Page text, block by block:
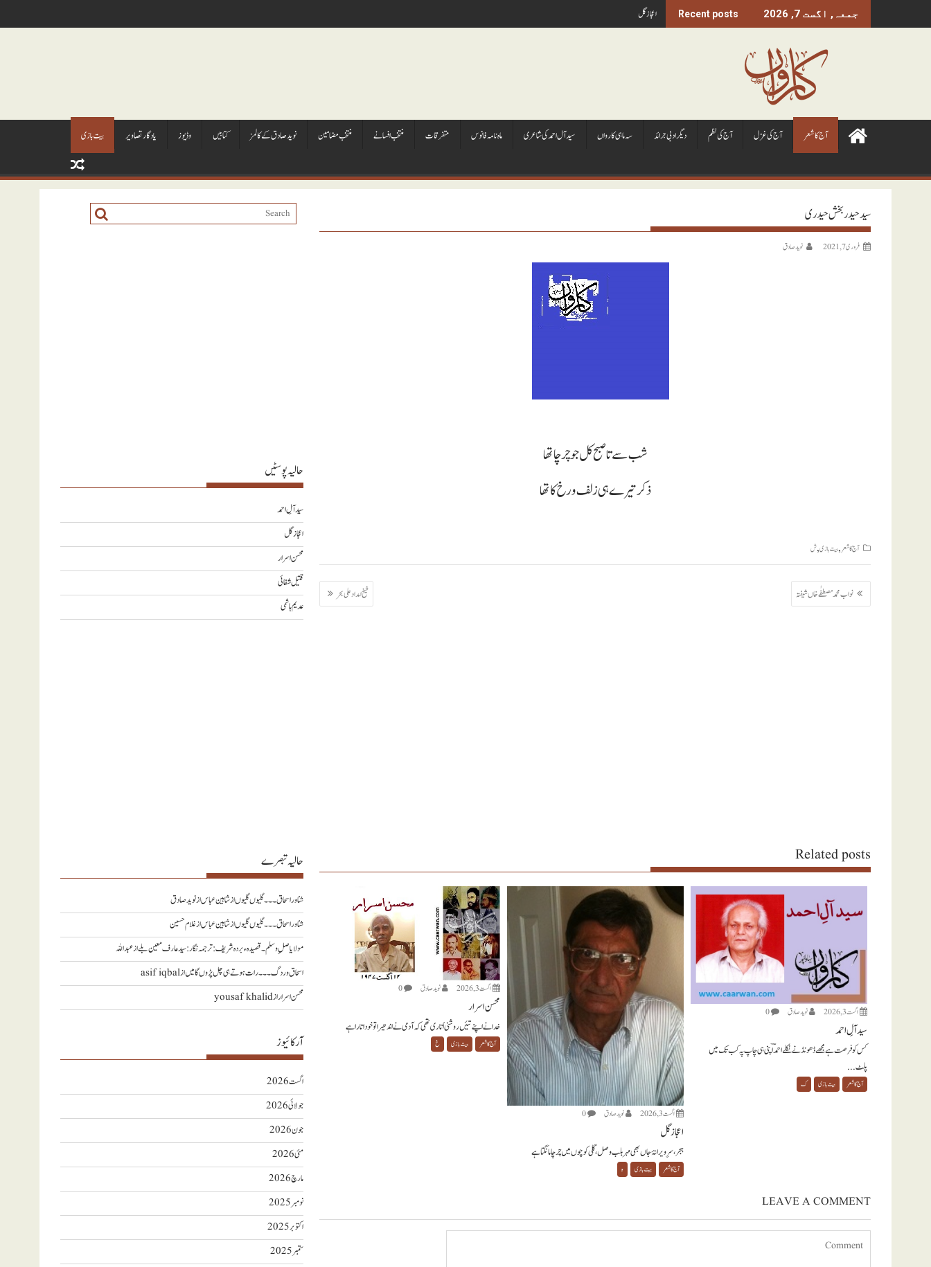
جمعہ, اگست 7, 2026 Recent posts اعجاز گل
آج کا شعر آج کی غزل آج کی نظم ديگر ادبی جرائد سہ ماہی کارواں سيد آل احمد کی شاعری ماہ نامہ فانوس متفرقات منتخب افسانے منتخب مضامين نويد صادق کے کالمز کتابيں وڈيوز يادگار تصاوير بیت بازی
سید حیدر بخش حیدری
فروری 7, 2021 نويد صادق
شب سے تا صبح کل جو چرچا تھا
ذکر تیرے ہی زلف و رخ کا تھا
آج کا شعر,بیت بازی,ش
پوسٹوں
کی
نواب محمد مصطفٰے خاں شیفتہ شیخ امداد علی بحر
Related posts
اگست 3, 2026 نويد صادق 0
سید آلِ احمد
کس کو فرصت ہے مجھے ڈھونڈنے نکلے احمدؔ اپنی ہی چاپ پہ کب تک میں
پلٹ...
آج کا شعر بیت بازی ک
اگست 3, 2026 نويد صادق 0
اعجاز گل
ہجر، سرِ ویرانۂ جاں بھی مہر بلب وصل، گلی کوچوں میں چرچا مانگتا ہے
آج کا شعر بیت بازی ہ
اگست 3, 2026 نويد صادق 0
محسن اسرار
خدا نے اپنے تئیں روشنی اُتاری تھی کہ آدمی نے اندھیرا تو خود اتارا ہے
آج کا شعر بیت بازی خ
LEAVE A COMMENT
حالیہ پوسٹیں
سید آلِ احمد
اعجاز گل
محسن اسرار
قتیل شفائی
عدیم ہاشمی
حالیہ تبصرے
شناور اسحاق ۔۔۔ گلیوں گلیوں از شاہین عباسازنويد صادق
شناور اسحاق ۔۔۔ گلیوں گلیوں از شاہین عباسازغلام حسین
مولا یا صلِ وسلم ۔قصیدہ ء بردہ شریف: ترجمہ نگار : سید عارف معین بلےازعبداللہ
اسحاق وردگ ۔۔۔ رات ہوتے ہی چل پڑوں گا میںازasif iqbal
محسن اسرارازyousaf khalid
آرکائیوز
اگست 2026
جولائی 2026
جون 2026
مئی 2026
مارچ 2026
نومبر 2025
اکتوبر 2025
ستمبر 2025